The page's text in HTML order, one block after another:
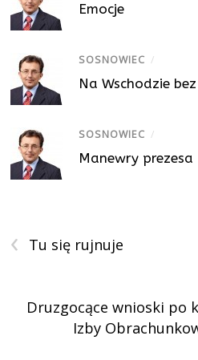
Emocje
SOSNOWIEC /
Na Wschodzie
SOSNOWIEC /
Manewry prezesa
‹ Tu się rujnuje
Druzgocące wnioski po
Izby